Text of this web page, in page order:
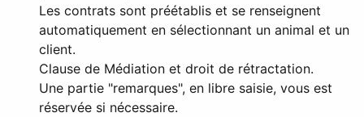
Les contrats sont préétablis et se renseignent
automatiquement en sélectionnant un animal et un
client.
Clause de Médiation et droit de rétractation.
Une partie "remarques", en libre saisie, vous est
réservée si nécessaire.